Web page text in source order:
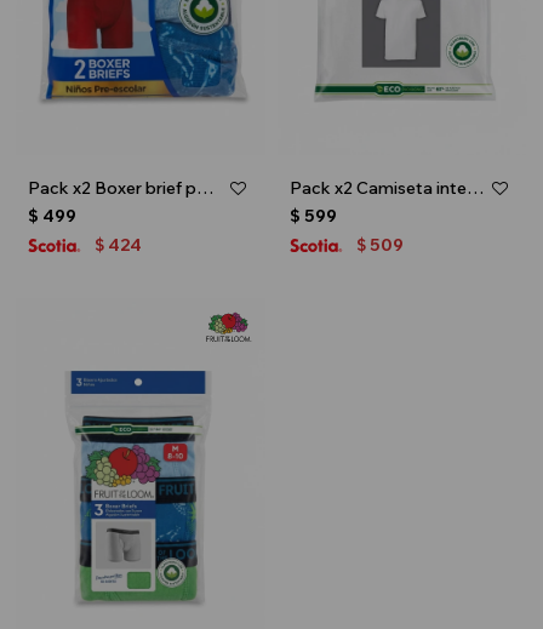
Pack x2 Boxer brief para niño toddler - Multicolor
$ 499
$ 424
Pack x2 Camiseta interior - infantil - Blanco
$ 599
$ 509